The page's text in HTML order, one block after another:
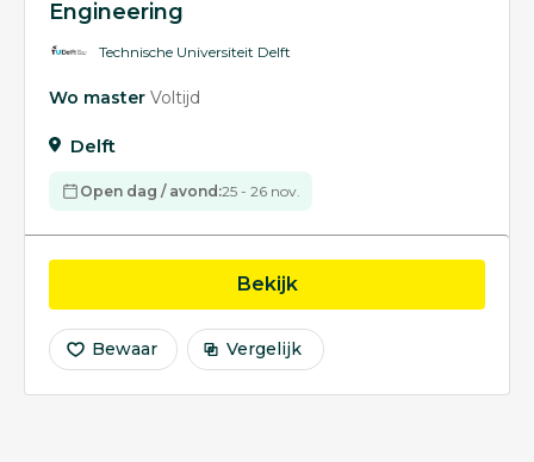
Engineering
Technische Universiteit Delft
Wo master Voltijd
Delft
Open dag / avond:25 - 26 nov.
Bekijkopleiding Computer
Bewaar Vergelijk